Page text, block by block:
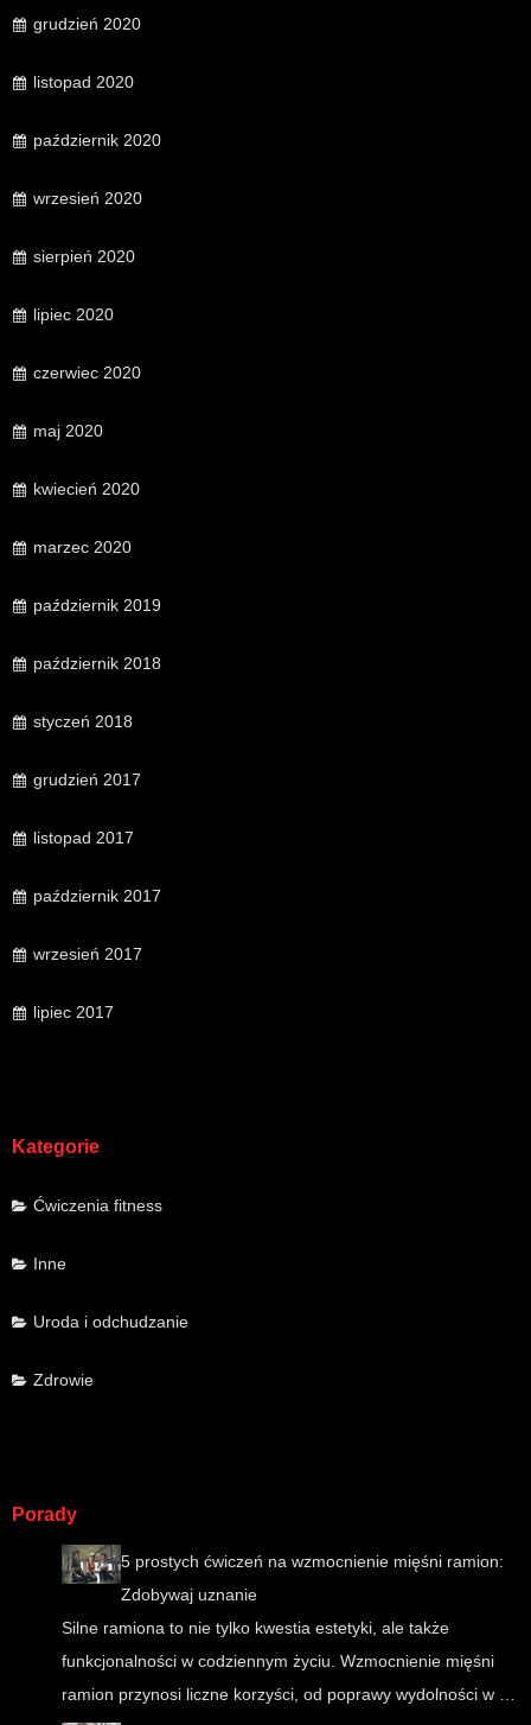
grudzień 2020
listopad 2020
październik 2020
wrzesień 2020
sierpień 2020
lipiec 2020
czerwiec 2020
maj 2020
kwiecień 2020
marzec 2020
październik 2019
październik 2018
styczeń 2018
grudzień 2017
listopad 2017
październik 2017
wrzesień 2017
lipiec 2017
Kategorie
Ćwiczenia fitness
Inne
Uroda i odchudzanie
Zdrowie
Porady
5 prostych ćwiczeń na wzmocnienie mięśni ramion:
Zdobywaj uznanie
Silne ramiona to nie tylko kwestia estetyki, ale także
funkcjonalności w codziennym życiu. Wzmocnienie mięśni
ramion przynosi liczne korzyści, od poprawy wydolności w …